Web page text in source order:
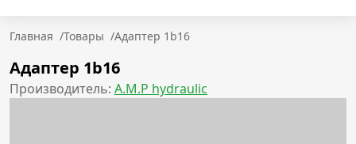
Главная /Товары /Адаптер 1b16
Адаптер 1b16
Производитель: A.M.P hydraulic